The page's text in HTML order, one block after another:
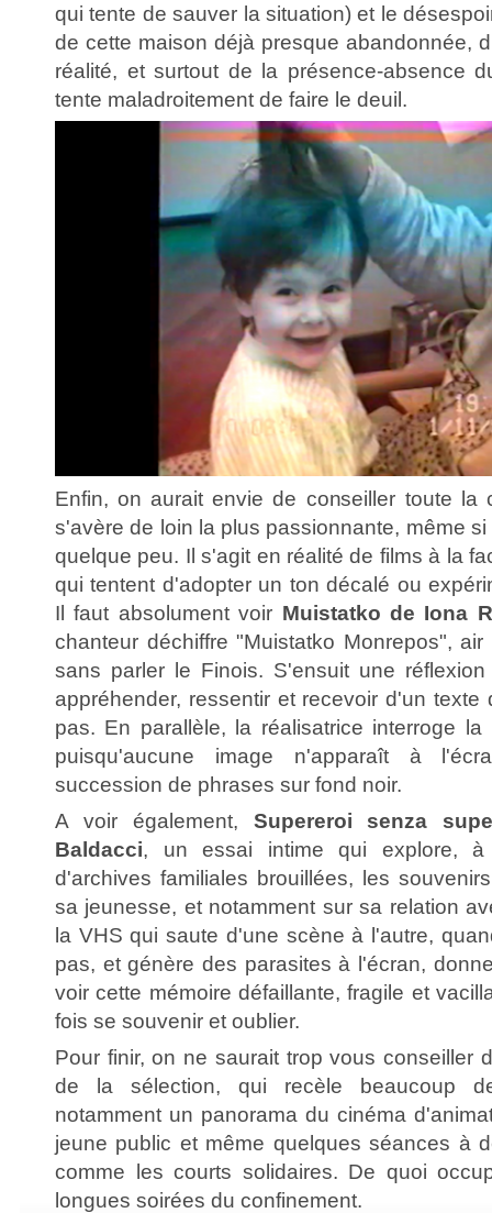
qui tente de sauver la situation) et le
de cette maison déjà presque abandonnée,
réalité, et surtout de la présence-absence
tente maladroitement de faire le deuil.
Enfin, on aurait envie de conseiller toute la
s'avère de loin la plus passionnante, même
quelque peu. Il s'agit en réalité de films à la
qui tentent d'adopter un ton décalé ou
Il faut absolument voir Muistatko de Iona
chanteur déchiffre "Muistatko Monrepos",
sans parler le Finois. S'ensuit une
appréhender, ressentir et recevoir d'un
pas. En parallèle, la réalisatrice interroge
puisqu'aucune image n'apparaît à
succession de phrases sur fond noir.
A voir également, Supereroi senza
Baldacci, un essai intime qui explore, à
d'archives familiales brouillées, les
sa jeunesse, et notamment sur sa relation
la VHS qui saute d'une scène à l'autre,
pas, et génère des parasites à l'écran,
voir cette mémoire défaillante, fragile et
fois se souvenir et oublier.
Pour finir, on ne saurait trop vous conseiller
de la sélection, qui recèle beaucoup
notamment un panorama du cinéma
jeune public et même quelques séances à
comme les courts solidaires. De quoi
longues soirées du confinement.